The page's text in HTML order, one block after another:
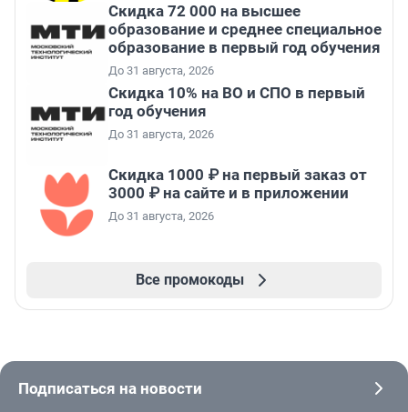
Скидка 72 000 на высшее
образование и среднее специальное
образование в первый год обучения
До 31 августа, 2026
Скидка 10% на ВО и СПО в первый
год обучения
До 31 августа, 2026
Скидка 1000 ₽ на первый заказ от
3000 ₽ на сайте и в приложении
До 31 августа, 2026
Все промокоды
Подписаться на новости